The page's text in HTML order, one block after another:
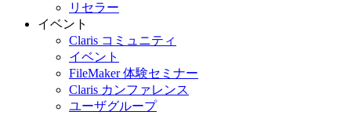
リセラー
イベント
Claris コミュニティ
イベント
FileMaker 体験セミナー
Claris カンファレンス
ユーザグループ